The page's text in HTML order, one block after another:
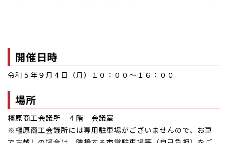
開催日時
令和５年９月４日（月）１０：００～１６：００
場所
橿原商工会議所 ４階 会議室
※橿原商工会議所には専用駐車場がございませんので、お車